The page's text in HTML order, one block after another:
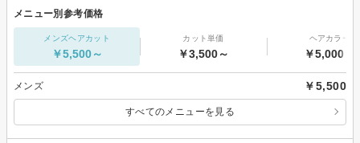
メニュー別参考価格
メンズヘアカット
￥5,500～
カット単価
￥3,500～
ヘアカラー
￥5,000～
メンズ ￥5,500
すべてのメニューを見る